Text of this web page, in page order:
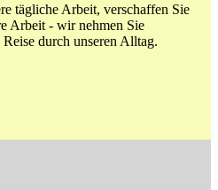
tägliche Arbeit, verschaffen Sie
Arbeit - wir nehmen Sie
durch unseren Alltag.